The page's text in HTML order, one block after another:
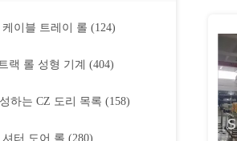
이블 트레이 롤 (124)
랙 롤 성형 기계 (404)
하는 CZ 도리 목록 (158)
터 도어 롤 (280)